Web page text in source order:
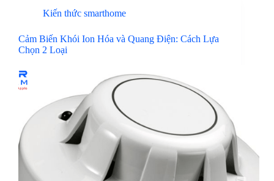
Kiến thức smarthome
Cảm Biến Khói Ion Hóa và Quang Điện: Cách Lựa
Chọn 2 Loại